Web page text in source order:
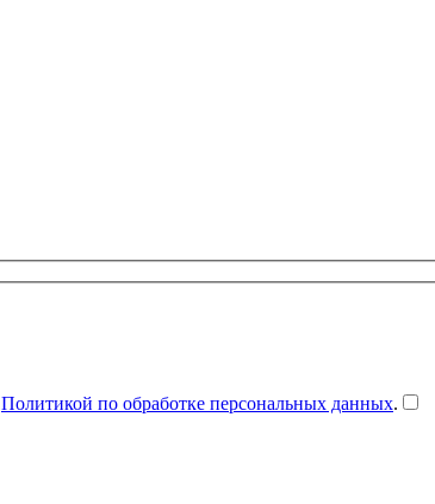
Политикой по обработке персональных данных.